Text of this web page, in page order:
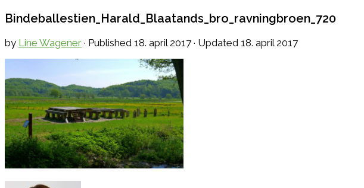
Bindeballestien_Harald_Blaatands_bro_ravningbroen_720
by Line Wagener · Published 18. april 2017· Updated 18. april 2017